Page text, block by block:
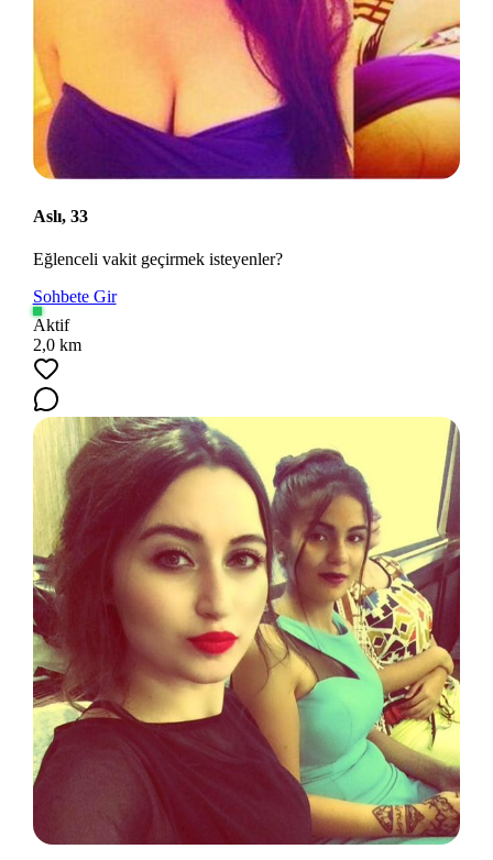
Aslı, 33
Eğlenceli vakit geçirmek isteyenler?
Sohbete Gir
Aktif
2,0 km